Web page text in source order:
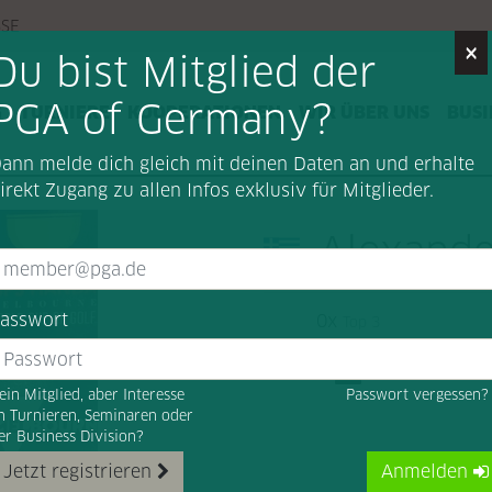
TURNIERE KOOPERATIONEN WIR ÜBER UNS
×
bist Mitglied der
of Germany?
melde dich gleich mit deinen Daten an und erhalte
Zugang zu allen Infos exklusiv für Mitglieder.
Mitglied, aber Interesse
Turnieren, Seminaren oder
Business Division?
Passwort vergessen?
Jetzt registrieren Anmelden